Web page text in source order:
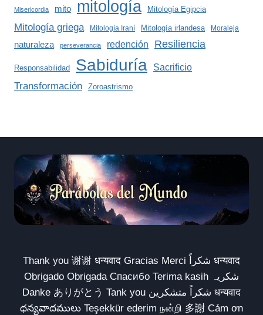
Misericordia mito mitología Mitología Egipcia
Mitología griega Mitología Iraní Mitología irlandesa Moraleja
naturaleza perseverancia redención Resiliencia
Responsabilidad Sabiduría Sacrificio
Transformación Zoroastrismo
Thank you 谢谢 धन्यवाद Gracias Merci شكراً धन्यवाद
Obrigado Obrigada Спасибо Terima kasih شکریہ
Danke ありがとう Tank you شكراً متشكرين धन्यवाद
ధన్యవాదములు Teşekkür ederim நன்றி 多謝 Cảm ơn